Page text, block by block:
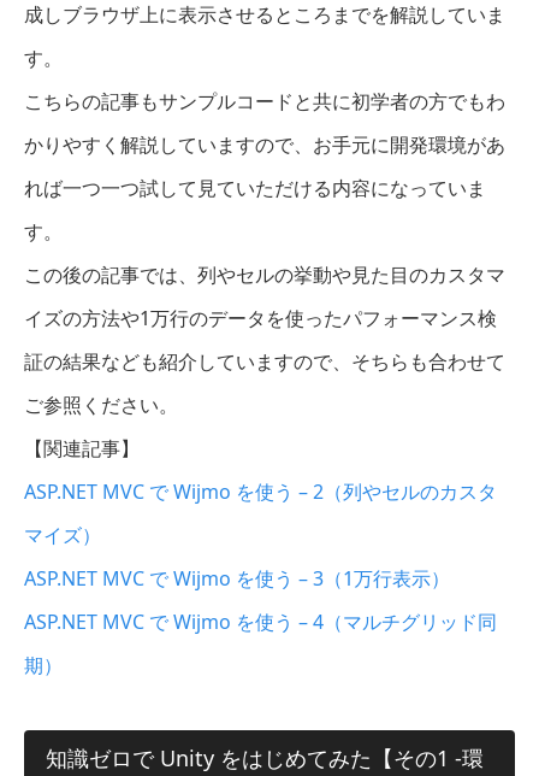
成しブラウザ上に表示させるところまでを解説していま
す。
こちらの記事もサンプルコードと共に初学者の方でもわ
かりやすく解説していますので、お手元に開発環境があ
れば一つ一つ試して見ていただける内容になっていま
す。
この後の記事では、列やセルの挙動や見た目のカスタマ
イズの方法や1万行のデータを使ったパフォーマンス検
証の結果なども紹介していますので、そちらも合わせて
ご参照ください。
【関連記事】
ASP.NET MVC で Wijmo を使う – 2（列やセルのカスタ
マイズ）
ASP.NET MVC で Wijmo を使う – 3（1万行表示）
ASP.NET MVC で Wijmo を使う – 4（マルチグリッド同
期）
知識ゼロで Unity をはじめてみた【その1 -環